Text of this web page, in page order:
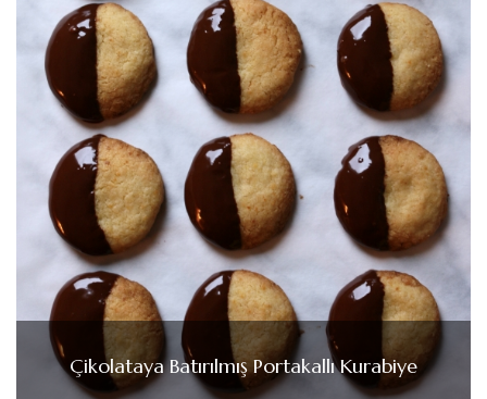
Çikolataya Batırılmış Portakallı Kurabiye